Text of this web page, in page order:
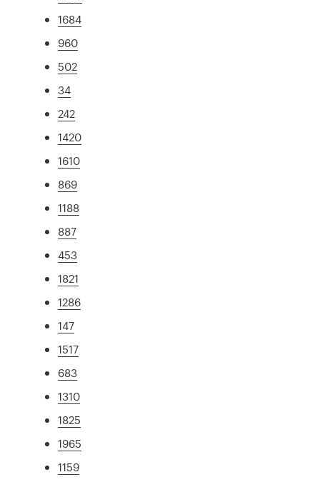
1684
960
502
34
242
1420
1610
869
1188
887
453
1821
1286
147
1517
683
1310
1825
1965
1159